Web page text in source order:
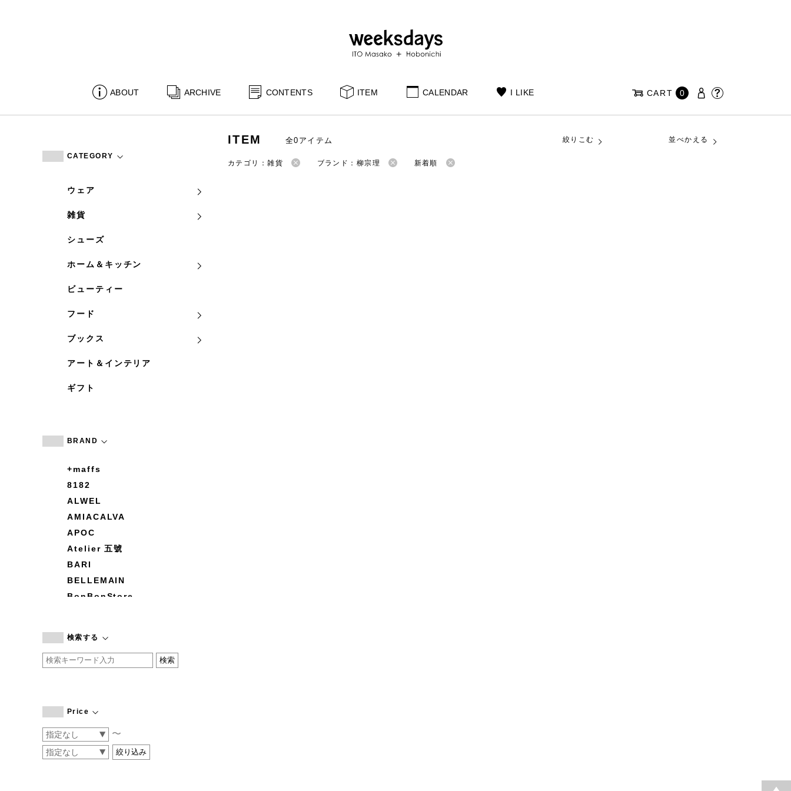
ABOUT ARCHIVE CONTENTS ITEM CALENDAR I LIKE CART 0
CATEGORY
ウェア
雑貨
シューズ
ホーム＆キッチン
ビューティー
フード
ブックス
アート＆インテリア
ギフト
BRAND
+maffs
8182
ALWEL
AMIACALVA
APOC
Atelier 五號
BARI
BELLEMAIN
BonBonStore
by basics
CATWORTH
COGTHEBIGSMOKE
CONVERSE
DEAN & DELUCA
検索する
Price
〜
ITEM 全0アイテム 絞りこむ 並べかえる
カテゴリ：雑貨 ブランド：柳宗理 新着順